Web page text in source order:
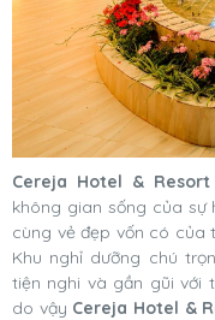
Cereja Hotel &
không gian sống của sự
cùng vẻ đẹp vốn có của
Khu nghỉ dưỡng chú
tiện nghi và gần gũi với
do vậy Cereja Hotel &